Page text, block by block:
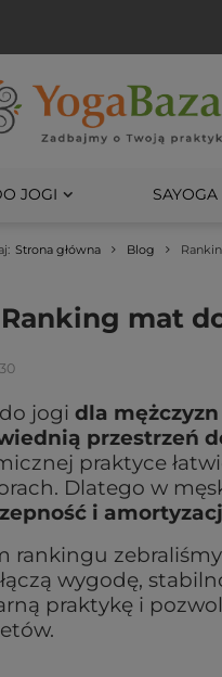
JOGI SAYOGA
Strona główna Blog
Ranking mat
jogi dla mężczyzn
przestrzeń
praktyce
Dlatego w
i
rankingu zebraliśmy
wygodę,
praktykę i